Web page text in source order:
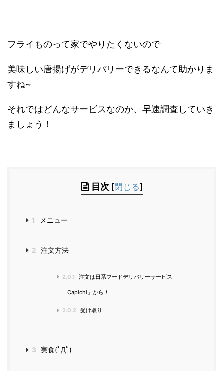
フライものって家でやりたくないので
美味しい唐揚げがデリバリーできるなんて助かりま
すね~
それではどんなサービスなのか、早速調査していき
ましょう！
目次 [閉じる]
1 メニュー
2 注文方法
2.0.1 注文は日系フードデリバリーサービス
「Capichi」から！
2.0.2 受け取り
3 実食(ﾟДﾟ)